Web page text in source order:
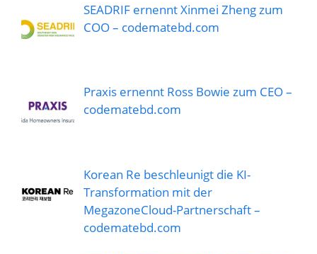
SEADRIF ernennt Xinmei Zheng zum
COO – codematebd.com
Praxis ernennt Ross Bowie zum CEO –
codematebd.com
Korean Re beschleunigt die KI-
Transformation mit der
MegazoneCloud-Partnerschaft –
codematebd.com